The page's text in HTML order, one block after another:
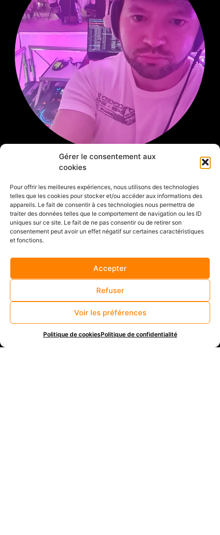
Gérer le consentement aux
cookies
Pour offrir les meilleures expériences, nous utilisons des technologies
telles que les cookies pour stocker et/ou accéder aux informations des
appareils. Le fait de consentir à ces technologies nous permettra de
traiter des données telles que le comportement de navigation ou les ID
uniques sur ce site. Le fait de ne pas consentir ou de retirer son
consentement peut avoir un effet négatif sur certaines caractéristiques
et fonctions.
Accepter
Refuser
Voir les préférences
Politique de cookiesPolitique de confidentialité
ELITE DJ ANIMATION
l’événementiel depuis toujours, j’ai commencé par des
soirées entre amis ou pour de la famille.
Et c’est en 2011 que j’ai décidé de me lancer dans
l’aventure de la micro entreprise. J’ai pu alors,
développer mes compétences et investir dans du
matériel professionnel.